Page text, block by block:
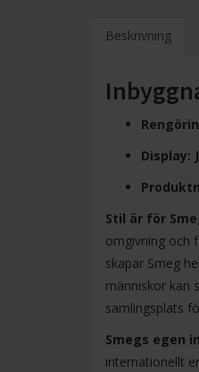
Beskrivning
Display:
Stil är för
omgivning och
skapar Smeg
människor kan
samlingsplats
Smegs egen
internationellt